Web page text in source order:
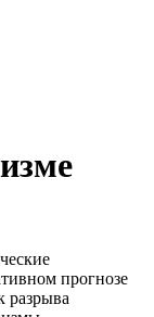
прогнозе
разрыва